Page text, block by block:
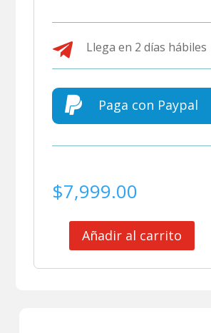
 Llega en 2 días hábiles
 Paga con Paypal
$7,999.00
Añadir al carrito